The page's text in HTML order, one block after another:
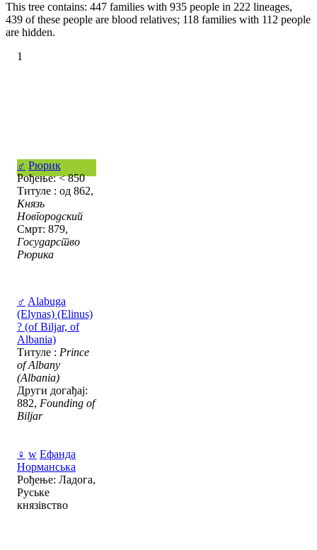
This tree contains: 447 families with 935 people in 222 lineages,
439 of these people are blood relatives; 118 families with 112 people
are hidden.
1
♂ Рюрик
Рођење: < 850
Титуле : од 862,
Князь
Новгородский
Смрт: 879,
Государство
Рюрика
♂ Alabuga
(Elynas) (Elinus)
? (of Biljar, of
Albania)
Титуле : Prince
of Albany
(Albania)
Други догађај:
882, Founding of
Biljar
♀ w Ефанда
Норманська
Рођење: Ладога,
Руське
князівство